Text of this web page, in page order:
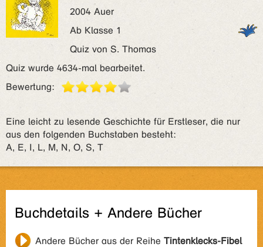
2004 Auer
Ab Klasse 1
Quiz von S. Thomas
Quiz wurde 4634-mal bearbeitet.
Bewertung:
Eine leicht zu lesende Geschichte für Erstleser, die nur
aus den folgenden Buchstaben besteht:
A, E, I, L, M, N, O, S, T
Buchdetails + Andere Bücher
Andere Bücher aus der Reihe Tintenklecks-Fibel